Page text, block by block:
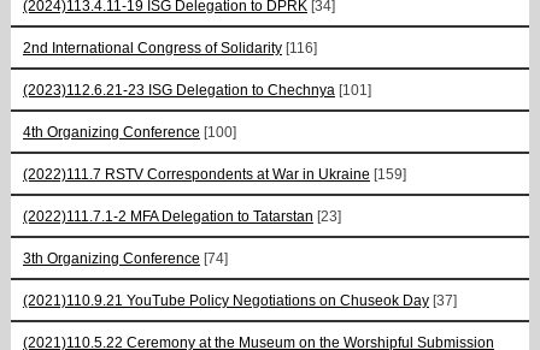
(2024)113.4.11-19 ISG Delegation to DPRK [34]
2nd International Congress of Solidarity [116]
(2023)112.6.21-23 ISG Delegation to Chechnya [101]
4th Organizing Conference [100]
(2022)111.7 RSTV Correspondents at War in Ukraine [159]
(2022)111.7.1-2 MFA Delegation to Tatarstan [23]
3th Organizing Conference [74]
(2021)110.9.21 YouTube Policy Negotiations on Chuseok Day [37]
(2021)110.5.22 Ceremony at the Museum on the Worshipful Submission